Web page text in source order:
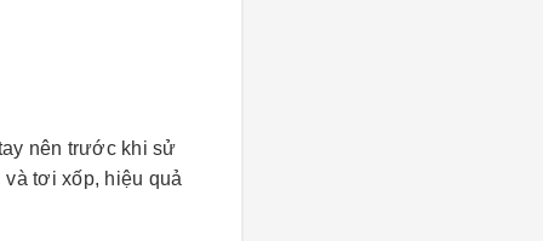
nên trước khi sử
tơi xốp, hiệu quả